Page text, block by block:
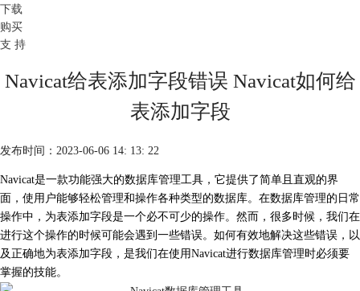
下载
购买
支 持
Navicat给表添加字段错误 Navicat如何给
表添加字段
发布时间：2023-06-06 14: 13: 22
Navicat是一款功能强大的数据库管理工具 ，它提供了简单且直观的界
面，使用户能够轻松管理和操作各种类型的数据库。在数据库管理的日常
操作中，为表添加字段是一个必不可少的操作。然而，很多时候，我们在
进行这个操作的时候可能会遇到一些错误。如何有效地解决这些错误，以
及正确地为表添加字段，是我们在使用Navicat进行数据库管理时必须要
掌握的技能。